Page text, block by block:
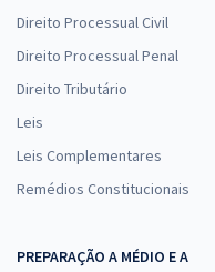
Direito Processual Civil
Direito Processual Penal
Direito Tributário
Leis
Leis Complementares
Remédios Constitucionais
PREPARAÇÃO A MÉDIO E A